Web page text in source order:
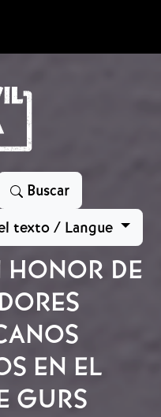
Buscar
texto / Langue
DE
EN EL
GURS